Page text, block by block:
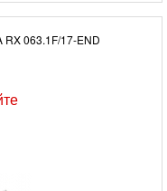
RX 063.1F/17-END